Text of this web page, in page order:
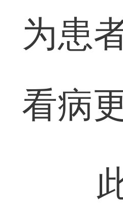
为患
看病
此